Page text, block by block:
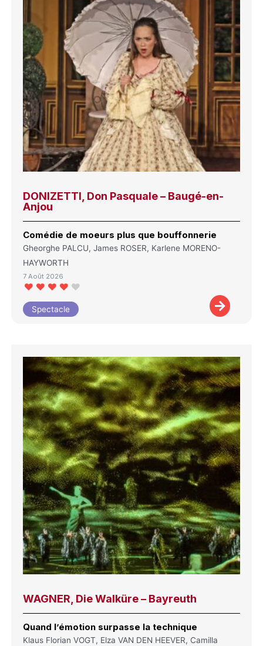
DONIZETTI, Don Pasquale – Baugé-en-
Anjou
Comédie de moeurs plus que bouffonnerie
Gheorghe PALCU, James ROSER, Karlene MORENO-
HAYWORTH
7 Août 2026
Spectacle
WAGNER, Die Walküre – Bayreuth
Quand l’émotion surpasse la technique
Klaus Florian VOGT, Elza VAN DEN HEEVER, Camilla